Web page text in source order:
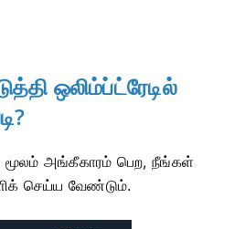
ஒலிம்ப்ட்ரேடில்
அங்கீகாரம் பெற, நீங்கள்
செய்ய வேண்டும்.